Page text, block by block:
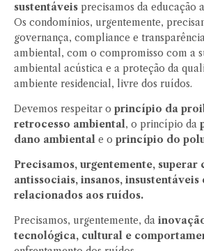
sustentáveis precisamos da educação
Os condomínios, urgentemente,
governança, compliance e
ambiental, com o compromisso com a
ambiental acústica e a proteção da
ambiente residencial, livre dos ruídos.
Devemos respeitar o princípio da
retrocesso ambiental, o princípio da
dano ambiental e o princípio do
Precisamos, urgentemente,
antissociais, insanos,
relacionados aos ruídos.
Precisamos, urgentemente, da
tecnológica, cultural e